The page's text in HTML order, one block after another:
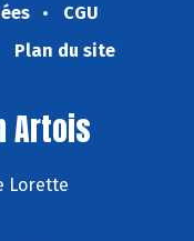
CGU
Plan du site
Artois
Lorette